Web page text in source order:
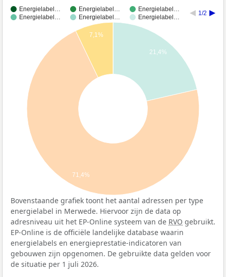
Energielabel… Energielabel…
Energielabel…
Energielabel…
Energielabel… Energielabel…
1/2
21,4%
7,1%
71,4%
Bovenstaande grafiek toont het aantal adressen per type
energielabel in Merwede. Hiervoor zijn de data op
adresniveau uit het EP-Online systeem van de RVO gebruikt.
EP-Online is de officiële landelijke database waarin
energielabels en energieprestatie-indicatoren van
gebouwen zijn opgenomen. De gebruikte data gelden voor
de situatie per 1 juli 2026.